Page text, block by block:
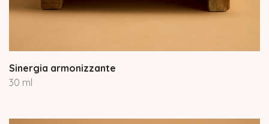
Sinergia armonizzante
30 ml